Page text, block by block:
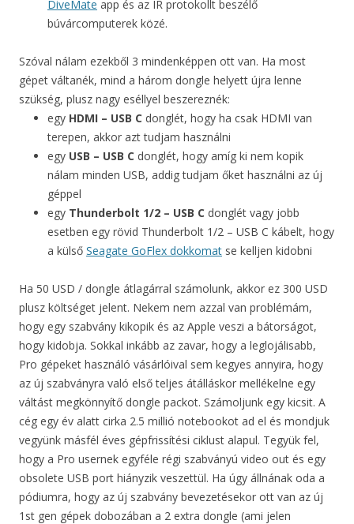
DiveMate app és az IR protokollt beszélő
búvárcomputerek közé.
Szóval nálam ezekből 3 mindenképpen ott van. Ha most
gépet váltanék, mind a három dongle helyett újra lenne
szükség, plusz nagy eséllyel beszereznék:
egy HDMI – USB C donglét, hogy ha csak HDMI van
terepen, akkor azt tudjam használni
egy USB – USB C donglét, hogy amíg ki nem kopik
nálam minden USB, addig tudjam őket használni az új
géppel
egy Thunderbolt 1/2 – USB C donglét vagy jobb
esetben egy rövid Thunderbolt 1/2 – USB C kábelt, hogy
a külső Seagate GoFlex dokkomat se kelljen kidobni
Ha 50 USD / dongle átlagárral számolunk, akkor ez 300 USD
plusz költséget jelent. Nekem nem azzal van problémám,
hogy egy szabvány kikopik és az Apple veszi a bátorságot,
hogy kidobja. Sokkal inkább az zavar, hogy a leglojálisabb,
Pro gépeket használó vásárlóival sem kegyes annyira, hogy
az új szabványra való első teljes átálláskor mellékelne egy
váltást megkönnyítő dongle packot. Számoljunk egy kicsit. A
cég egy év alatt cirka 2.5 millió notebookot ad el és mondjuk
vegyünk másfél éves gépfrissítési ciklust alapul. Tegyük fel,
hogy a Pro usernek egyféle régi szabványú video out és egy
obsolete USB port hiányzik veszettül. Ha úgy állnának oda a
pódiumra, hogy az új szabvány bevezetésekor ott van az új
1st gen gépek dobozában a 2 extra dongle (ami jelen